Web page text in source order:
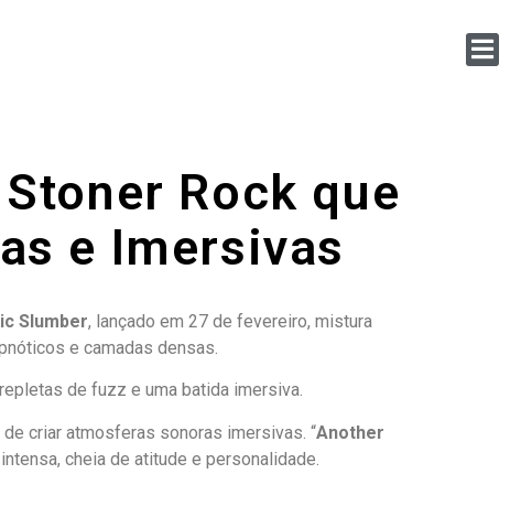
Rock que
e Imersivas
Slumber, lançado em 27 de fevereiro, mistura
e camadas densas.
de fuzz e uma batida imersiva.
de criar atmosferas sonoras imersivas. “Another
cheia de atitude e personalidade.